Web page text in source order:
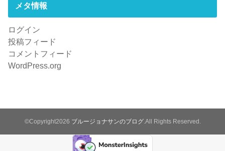
メタ情報
ログイン
投稿フィード
コメントフィード
WordPress.org
©Copyright2026 ブルージョナサンのブログ.All Rights Reserved.